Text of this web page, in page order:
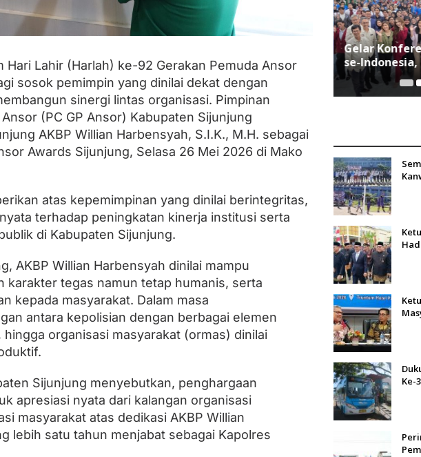
Hari Lahir (Harlah) ke-92 Gerakan Pemuda Ansor
sosok pemimpin yang dinilai dekat dengan
sinergi lintas organisasi. Pimpinan
(PC GP Ansor) Kabupaten Sijunjung
AKBP Willian Harbensyah, S.I.K., M.H. sebagai
Awards Sijunjung, Selasa 26 Mei 2026 di Mako
atas kepemimpinan yang dinilai berintegritas,
terhadap peningkatan kinerja institusi serta
di Kabupaten Sijunjung.
AKBP Willian Harbensyah dinilai mampu
karakter tegas namun tetap humanis, serta
kepada masyarakat. Dalam masa
antara kepolisian dengan berbagai elemen
organisasi masyarakat (ormas) dinilai
Sijunjung menyebutkan, penghargaan
apresiasi nyata dari kalangan organisasi
masyarakat atas dedikasi AKBP Willian
lebih satu tahun menjabat sebagai Kapolres
Minta Kader PAN Sumbar Kompak
Gelar
se-Indonesia,
di Kalangan
Disruspi
Ke-